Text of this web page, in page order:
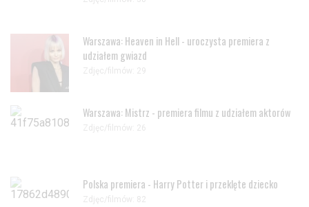
Warszawa: Heaven in Hell - uroczysta premiera z
udziałem gwiazd
Zdjęc/filmów: 29
Warszawa: Mistrz - premiera filmu z udziałem aktorów
Zdjęc/filmów: 26
Polska premiera - Harry Potter i przeklęte dziecko
Zdjęc/filmów: 82